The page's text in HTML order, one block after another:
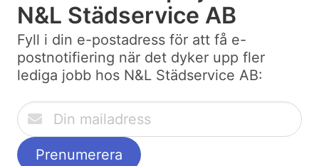
N&L Städservice AB
Fyll i din e-postadress för att få e-
postnotifiering när det dyker upp fler
lediga jobb hos N&L Städservice AB: